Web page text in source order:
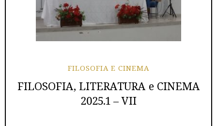
FILOSOFIA E CINEMA
FILOSOFIA, LITERATURA e CINEMA
2025.1 – VII